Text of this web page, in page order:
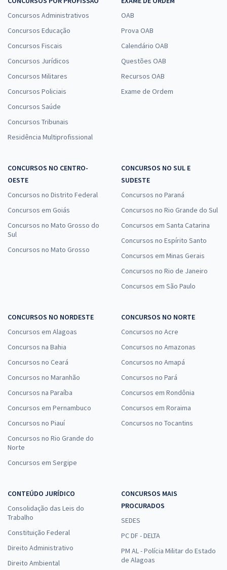
Concursos Administrativos
Concursos Educação
Concursos Fiscais
Concursos Jurídicos
Concursos Militares
Concursos Policiais
Concursos Saúde
Concursos Tribunais
Residência Multiprofissional
OAB
Prova OAB
Calendário OAB
Questões OAB
Recursos OAB
Exame de Ordem
CONCURSOS NO CENTRO-
OESTE
Concursos no Distrito Federal
Concursos em Goiás
Concursos no Mato Grosso do
Sul
Concursos no Mato Grosso
CONCURSOS NO SUL E
SUDESTE
Concursos no Paraná
Concursos no Rio Grande do Sul
Concursos em Santa Catarina
Concursos no Espírito Santo
Concursos em Minas Gerais
Concursos no Rio de Janeiro
Concursos em São Paulo
CONCURSOS NO NORDESTE
Concursos em Alagoas
Concursos na Bahia
Concursos no Ceará
Concursos no Maranhão
Concursos na Paraíba
Concursos em Pernambuco
Concursos no Piauí
Concursos no Rio Grande do
Norte
Concursos em Sergipe
CONCURSOS NO NORTE
Concursos no Acre
Concursos no Amazonas
Concursos no Amapá
Concursos no Pará
Concursos em Rondônia
Concursos em Roraima
Concursos no Tocantins
CONTEÚDO JURÍDICO
Consolidação das Leis do
Trabalho
Constituição Federal
Direito Administrativo
Direito Ambiental
CONCURSOS MAIS
PROCURADOS
SEDES
PC DF - DELTA
PM AL - Polícia Militar do Estado
de Alagoas